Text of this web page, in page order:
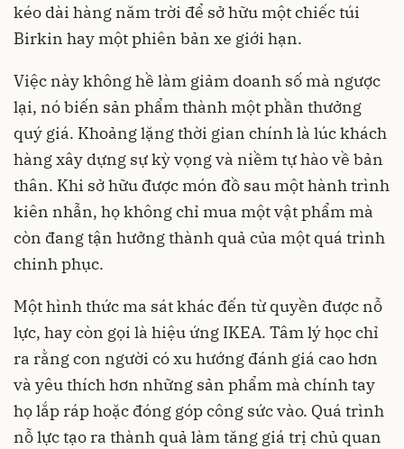
kéo dài hàng năm trời để sở hữu một chiếc túi
Birkin hay một phiên bản xe giới hạn.
Việc này không hề làm giảm doanh số mà ngược
lại, nó biến sản phẩm thành một phần thưởng
quý giá. Khoảng lặng thời gian chính là lúc khách
hàng xây dựng sự kỳ vọng và niềm tự hào về bản
thân. Khi sở hữu được món đồ sau một hành trình
kiên nhẫn, họ không chỉ mua một vật phẩm mà
còn đang tận hưởng thành quả của một quá trình
chinh phục.
Một hình thức ma sát khác đến từ quyền được nỗ
lực, hay còn gọi là hiệu ứng IKEA. Tâm lý học chỉ
ra rằng con người có xu hướng đánh giá cao hơn
và yêu thích hơn những sản phẩm mà chính tay
họ lắp ráp hoặc đóng góp công sức vào. Quá trình
nỗ lực tạo ra thành quả làm tăng giá trị chủ quan